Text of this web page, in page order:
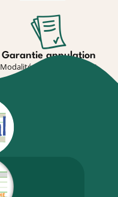
Garantie annulation
Modalité de souscription et